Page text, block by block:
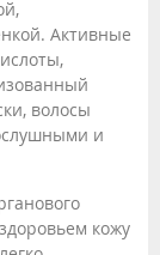
Активные
волосы
и
кожу